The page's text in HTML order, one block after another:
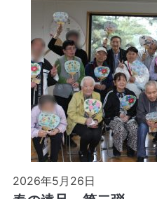
2026年5月26日